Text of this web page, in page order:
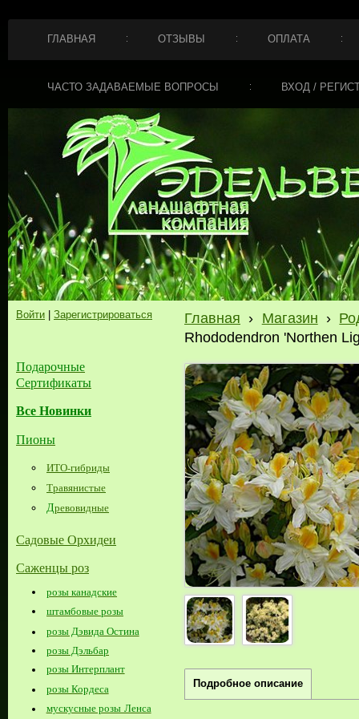
ГЛАВНАЯ ОТЗЫВЫ ОПЛАТА
ЧАСТО ЗАДАВАЕМЫЕ ВОПРОСЫ ВХОД /
Войти Зарегистрироваться
Подарочные
Сертификаты
Все Новинки
Пионы
ИТО-гибриды
Травянистые
Древовидные
Садовые Орхидеи
Саженцы роз
розы канадские
штамбовые розы
розы Дэвида Остина
розы Дэльбар
розы Интерплант
розы Кордеса
мускусные розы Ленса
Главная › Магазин ›
Rhododendron 'Northen
Подробное описание